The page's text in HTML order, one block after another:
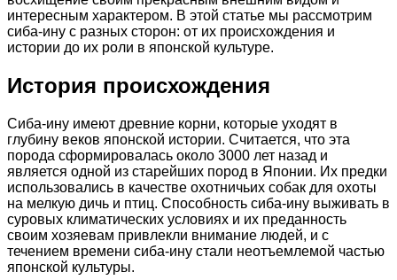
интересным характером. В этой статье мы рассмотрим
сиба-ину с разных сторон: от их происхождения и
истории до их роли в японской культуре.
История происхождения
Сиба-ину имеют древние корни, которые уходят в
глубину веков японской истории. Считается, что эта
порода сформировалась около 3000 лет назад и
является одной из старейших пород в Японии. Их предки
использовались в качестве охотничьих собак для охоты
на мелкую дичь и птиц. Способность сиба-ину выживать в
суровых климатических условиях и их преданность
своим хозяевам привлекли внимание людей, и с
течением времени сиба-ину стали неотъемлемой частью
японской культуры.